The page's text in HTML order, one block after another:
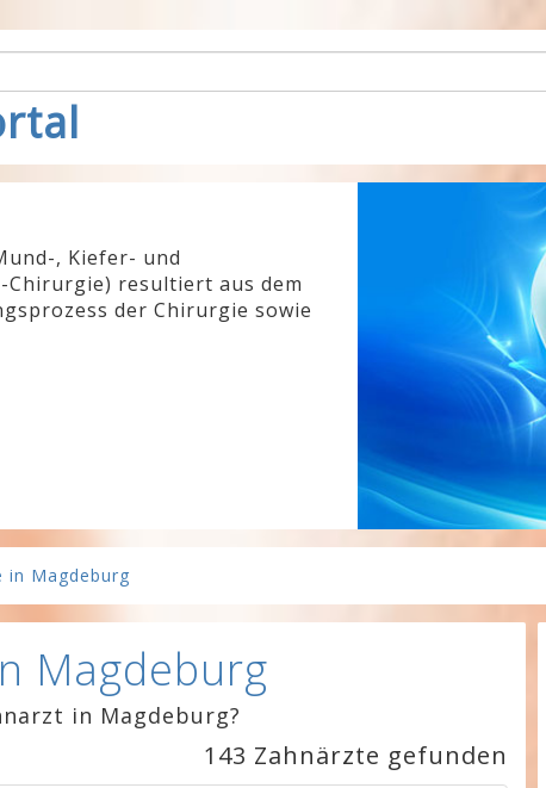
, Kiefer- und
Chirurgie) resultiert aus dem
der Chirurgie sowie
in Magdeburg
Magdeburg
in Magdeburg?
143 Zahnärzte gefunden